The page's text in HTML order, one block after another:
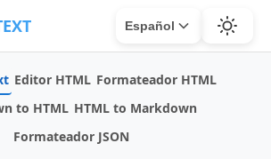
Español
Editor HTML Formateador HTML
to HTML HTML to Markdown
Formateador JSON